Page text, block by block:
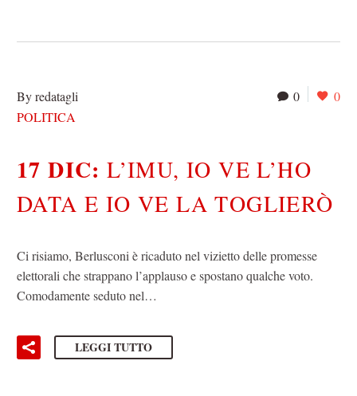
0 0
By redatagli
POLITICA
17 DIC:L’IMU, IO VE L’HO
DATA E IO VE LA TOGLIERÒ
Ci risiamo, Berlusconi è ricaduto nel vizietto delle promesse
elettorali che strappano l’applauso e spostano qualche voto.
Comodamente seduto nel…
LEGGI TUTTO